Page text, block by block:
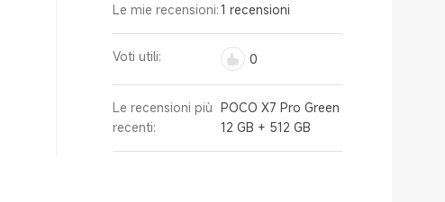
Le mie recensioni:1 recensioni
Voti utili: 0
Le recensioni più
recenti:
POCO X7 Pro Green
12 GB + 512 GB